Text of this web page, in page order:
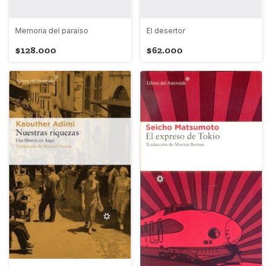
Memoria del paraíso
$128.000
El desertor
$62.000